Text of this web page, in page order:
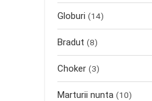
Globuri (14)
Bradut (8)
Choker (3)
Marturii nunta (10)